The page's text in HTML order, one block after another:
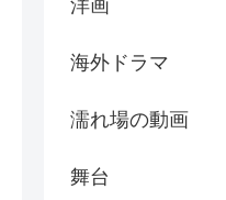
洋画
海外ドラマ
濡れ場の動画
舞台